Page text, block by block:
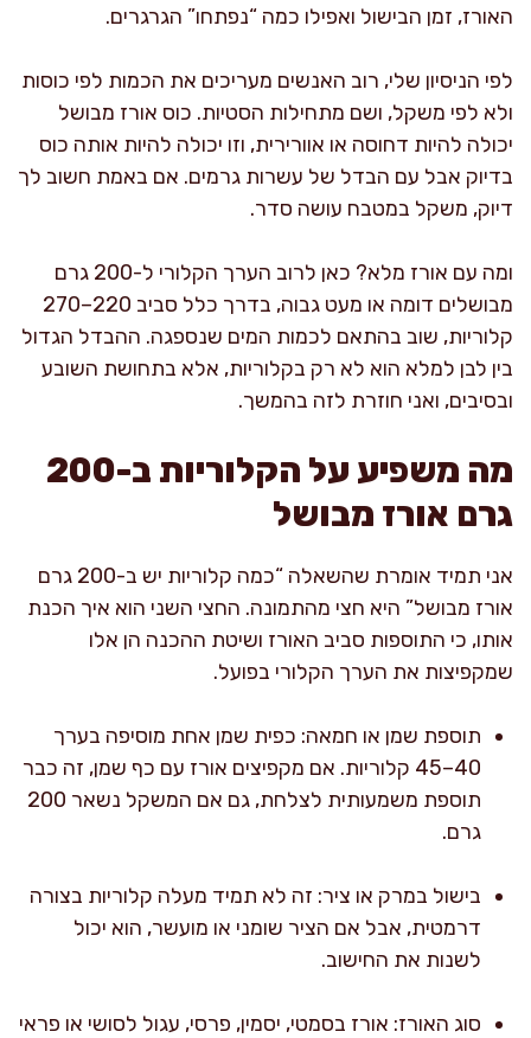
האורז, זמן הבישול ואפילו כמה “נפתחו” הגרגרים.
לפי הניסיון שלי, רוב האנשים מעריכים את הכמות לפי כוסות
ולא לפי משקל, ושם מתחילות הסטיות. כוס אורז מבושל
יכולה להיות דחוסה או אוורירית, וזו יכולה להיות אותה כוס
בדיוק אבל עם הבדל של עשרות גרמים. אם באמת חשוב לך
דיוק, משקל במטבח עושה סדר.
ומה עם אורז מלא? כאן לרוב הערך הקלורי ל-200 גרם
מבושלים דומה או מעט גבוה, בדרך כלל סביב 220–270
קלוריות, שוב בהתאם לכמות המים שנספגה. ההבדל הגדול
בין לבן למלא הוא לא רק בקלוריות, אלא בתחושת השובע
ובסיבים, ואני חוזרת לזה בהמשך.
מה משפיע על הקלוריות ב-200
גרם אורז מבושל
אני תמיד אומרת שהשאלה “כמה קלוריות יש ב-200 גרם
אורז מבושל” היא חצי מהתמונה. החצי השני הוא איך הכנת
אותו, כי התוספות סביב האורז ושיטת ההכנה הן אלו
שמקפיצות את הערך הקלורי בפועל.
תוספת שמן או חמאה: כפית שמן אחת מוסיפה בערך
40–45 קלוריות. אם מקפיצים אורז עם כף שמן, זה כבר
תוספת משמעותית לצלחת, גם אם המשקל נשאר 200
גרם.
בישול במרק או ציר: זה לא תמיד מעלה קלוריות בצורה
דרמטית, אבל אם הציר שומני או מועשר, הוא יכול
לשנות את החישוב.
סוג האורז: אורז בסמטי, יסמין, פרסי, עגול לסושי או פראי